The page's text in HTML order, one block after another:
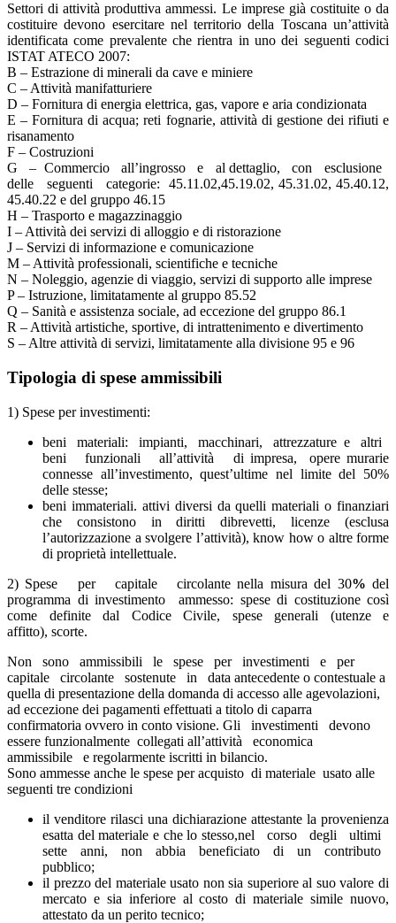
Settori di attività produttiva ammessi. Le imprese già costituite o da
costituire devono esercitare nel territorio della Toscana un’attività
identificata come prevalente che rientra in uno dei seguenti codici
ISTAT ATECO 2007:
B – Estrazione di minerali da cave e miniere
C – Attività manifatturiere
D – Fornitura di energia elettrica, gas, vapore e aria condizionata
E – Fornitura di acqua; reti fognarie, attività di gestione dei rifiuti e
risanamento
F – Costruzioni
G – Commercio all’ingrosso e al dettaglio, con esclusione
delle seguenti categorie: 45.11.02,45.19.02, 45.31.02, 45.40.12,
45.40.22 e del gruppo 46.15
H – Trasporto e magazzinaggio
I – Attività dei servizi di alloggio e di ristorazione
J – Servizi di informazione e comunicazione
M – Attività professionali, scientifiche e tecniche
N – Noleggio, agenzie di viaggio, servizi di supporto alle imprese
P – Istruzione, limitatamente al gruppo 85.52
Q – Sanità e assistenza sociale, ad eccezione del gruppo 86.1
R – Attività artistiche, sportive, di intrattenimento e divertimento
S – Altre attività di servizi, limitatamente alla divisione 95 e 96
Tipologia di spese ammissibili
1) Spese per investimenti:
beni materiali: impianti, macchinari, attrezzature e altri
beni funzionali all’attività di impresa, opere murarie
connesse all’investimento, quest’ultime nel limite del 50%
delle stesse;
beni immateriali. attivi diversi da quelli materiali o finanziari
che consistono in diritti dibrevetti, licenze (esclusa
l’autorizzazione a svolgere l’attività), know how o altre forme
di proprietà intellettuale.
2) Spese per capitale circolante nella misura del 30% del
programma di investimento ammesso: spese di costituzione così
come definite dal Codice Civile, spese generali (utenze e
affitto), scorte.
Non sono ammissibili le spese per investimenti e per
capitale circolante sostenute in data antecedente o contestuale a
quella di presentazione della domanda di accesso alle agevolazioni,
ad eccezione dei pagamenti effettuati a titolo di caparra
confirmatoria ovvero in conto visione. Gli investimenti devono
essere funzionalmente collegati all’attività economica
ammissibile e regolarmente iscritti in bilancio.
Sono ammesse anche le spese per acquisto di materiale usato alle
seguenti tre condizioni
il venditore rilasci una dichiarazione attestante la provenienza
esatta del materiale e che lo stesso,nel corso degli ultimi
sette anni, non abbia beneficiato di un contributo
pubblico;
il prezzo del materiale usato non sia superiore al suo valore di
mercato e sia inferiore al costo di materiale simile nuovo,
attestato da un perito tecnico;